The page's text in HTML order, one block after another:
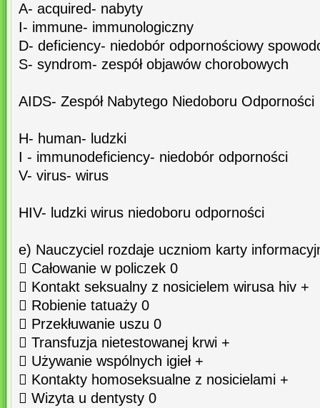
A- acquired- nabyty
I- immune- immunologiczny
D- deficiency- niedobór odpornościowy
S- syndrom- zespół objawów chorobowych
AIDS- Zespół Nabytego Niedoboru Odporności
H- human- ludzki
I - immunodeficiency- niedobór odporności
V- virus- wirus
HIV- ludzki wirus niedoboru odporności
e) Nauczyciel rozdaje uczniom karty
 Całowanie w policzek 0
 Kontakt seksualny z nosicielem wirusa hiv +
 Robienie tatuaży 0
 Przekłuwanie uszu 0
 Transfuzja nietestowanej krwi +
 Używanie wspólnych igieł +
 Kontakty homoseksualne z nosicielami +
 Wizyta u dentysty 0